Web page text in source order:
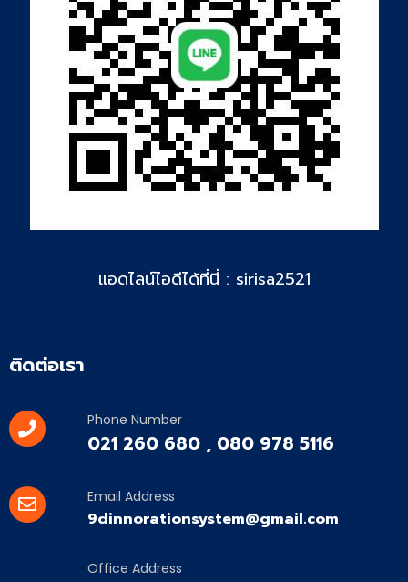
แอดไลน์ไอดีได้ที่นี่ : sirisa2521
ติดต่อเรา
Phone Number
021 260 680 , 080 978 5116
Email Address
9dinnorationsystem@gmail.com
Office Address